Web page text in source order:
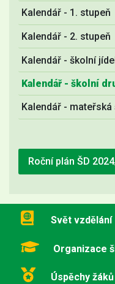
Kalendář - 1. stupeň
Kalendář - 2. stupeň
Kalendář - školní
Kalendář - školní
Kalendář - mateřská
Roční plán ŠD
Svět vzdělání
Organizace
Úspěchy žáků